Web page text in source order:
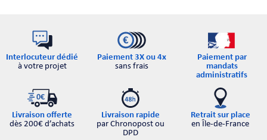
Interlocuteur dédié
à votre projet
Paiement 3X ou 4x
sans frais
Paiement par
mandats
administratifs
Livraison offerte
dès 200€ d’achats
Livraison rapide
par Chronopost ou
DPD
Retrait sur place
en Île-de-France